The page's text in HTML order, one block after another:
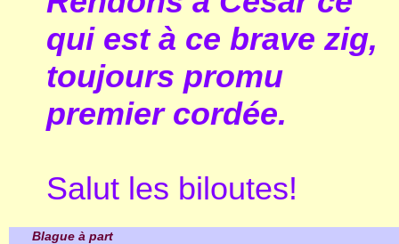
qui est à ce brave zig,
toujours promu
premier cordée.
Salut les biloutes!
Blague à part